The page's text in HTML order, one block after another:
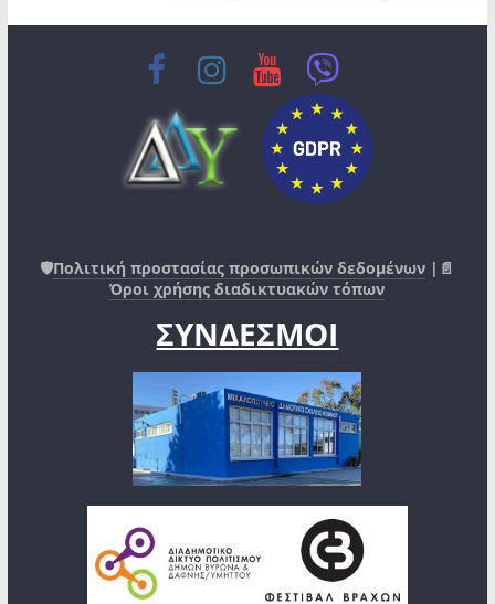
🛡️Πολιτική προστασίας προσωπικών δεδομένων |📄
Όροι χρήσης διαδικτυακών τόπων
ΣΥΝΔΕΣΜΟΙ